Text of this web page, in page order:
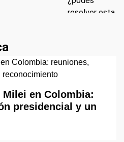
Milei en Colombia:
presidencial y un